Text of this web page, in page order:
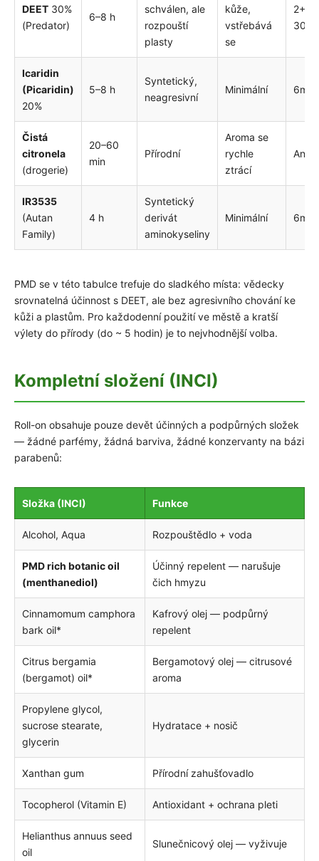
DEET 30%
(Predator)
6–8 h
schválen, ale
rozpouští
plasty
kůže,
vstřebává
se
2+
30
Icaridin
(Picaridin)
20%
5–8 h
Syntetický,
neagresivní
Minimální 6m+
Čistá
citronela
(drogerie)
20–60
min
Přírodní
Aroma se
rychle
ztrácí
Ano
IR3535
(Autan
Family)
4 h
Syntetický
derivát
aminokyseliny
Minimální 6m+
PMD se v této tabulce trefuje do sladkého místa: vědecky
srovnatelná účinnost s DEET, ale bez agresivního chování ke
kůži a plastům. Pro každodenní použití ve městě a kratší
výlety do přírody (do ~ 5 hodin) je to nejvhodnější volba.
Kompletní složení (INCI)
Roll-on obsahuje pouze devět účinných a podpůrných složek
— žádné parfémy, žádná barviva, žádné konzervanty na bázi
parabenů:
Složka (INCI) Funkce
Alcohol, Aqua Rozpouštědlo + voda
PMD rich botanic oil
(menthanediol)
Účinný repelent — narušuje
čich hmyzu
Cinnamomum camphora
bark oil*
Kafrový olej — podpůrný
repelent
Citrus bergamia
(bergamot) oil*
Bergamotový olej — citrusové
aroma
Propylene glycol,
sucrose stearate,
glycerin
Hydratace + nosič
Xanthan gum Přírodní zahušťovadlo
Tocopherol (Vitamin E) Antioxidant + ochrana pleti
Helianthus annuus seed
oil
Slunečnicový olej — vyživuje